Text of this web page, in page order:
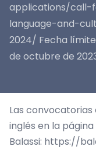
applications/call-
language-and-
2024/ Fecha
de octubre de
Las
inglés en la
Balassi: https://